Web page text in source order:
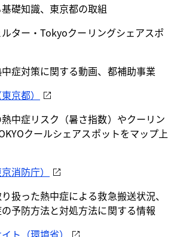
礎知識、東京都の取組
ルター・Tokyoクーリングシェアスポ
症対策に関する動画、都補助事業
京都）
中症リスク（暑さ指数）やクーリン
クールシェアスポットをマップ上
消防庁）
扱った熱中症による救急搬送状況、
予防方法と対処方法に関する情報
ト（環境省）